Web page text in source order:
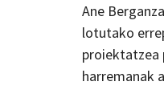
Ane
lotutako
proiektatzea
harremanak